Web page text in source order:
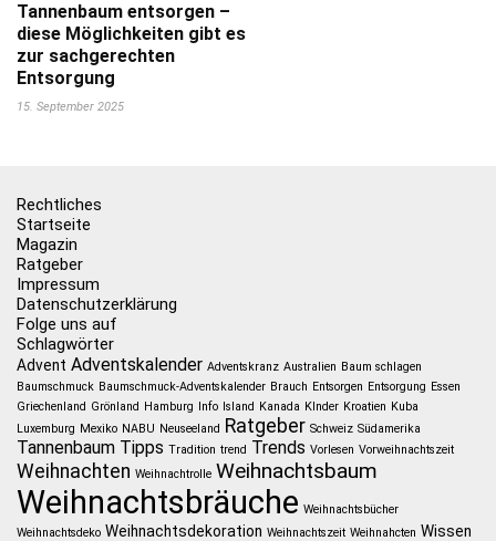
Tannenbaum entsorgen –
diese Möglichkeiten gibt es
zur sachgerechten
Entsorgung
15. September 2025
Rechtliches
Startseite
Magazin
Ratgeber
Impressum
Datenschutzerklärung
Folge uns auf
Schlagwörter
Advent Adventskalender Adventskranz Australien Baum schlagen
Baumschmuck Baumschmuck-Adventskalender Brauch Entsorgen Entsorgung Essen
Griechenland Grönland Hamburg Info Island Kanada KInder Kroatien Kuba
Luxemburg Mexiko NABU Neuseeland Ratgeber Schweiz Südamerika
Tannenbaum Tipps Tradition trend Trends Vorlesen Vorweihnachtszeit
Weihnachten Weihnachtrolle Weihnachtsbaum
Weihnachtsbräuche Weihnachtsbücher
Weihnachtsdeko Weihnachtsdekoration Weihnachtszeit Weihnahcten Wissen